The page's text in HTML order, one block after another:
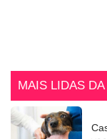
MAIS LIDAS